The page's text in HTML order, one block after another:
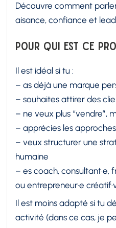
Découvre comment
aisance, confiance et
Pour qui est ce
Il est idéal si tu :
– as déjà une marque
– souhaites attirer des
– ne veux plus “vendre”,
– apprécies les
– veux structurer une
humaine
– es coach, consultant·e,
ou entrepreneur·e
Il est moins adapté si tu
activité (dans ce cas, je